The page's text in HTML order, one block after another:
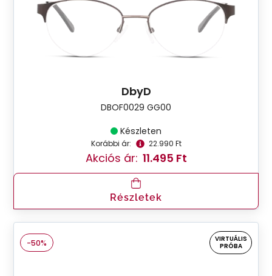
DbyD
DBOF0029 GG00
Készleten
Korábbi ár: 22.990 Ft
Akciós ár: 11.495 Ft
Részletek
-50%
VIRTUÁLIS
PRÓBA